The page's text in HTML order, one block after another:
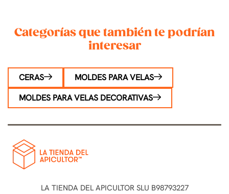
Categorías que también te podrían
interesar
CERAS
MOLDES PARA VELAS
MOLDES PARA VELAS DECORATIVAS
LA TIENDA DEL APICULTOR SLU B98793227